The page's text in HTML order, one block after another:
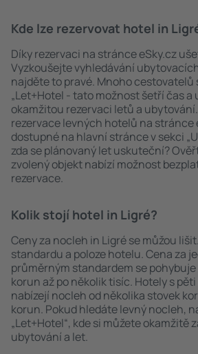
Kde lze rezervovat hotel in
Díky rezervaci na stránce eSky.cz
Vyzkoušejte vyhledávání
najděte to pravé. Mnoho cestovatelů
„Let+Hotel - tato možnost šetří čas a
okamžitou rezervaci letů a
rezervace levných hotelů na stránce
dostupné na hlavní stránce v sekci
zda se plánovaný let uskuteční?
zvolený objekt nabízí možnost
rezervace.
Kolik stojí hotel in Ligré?
Ceny za nocleh in Ligré se můžou
standardu a poloze hotelu. Cena za
průměrným standardem se
korun až po několik tisíc. Hotely s
nabízejí nocleh od několika stovek
korun. Pokud hledáte levný nocleh,
„Let+Hotel“, kde si můžete okamžitě
ubytování a let.